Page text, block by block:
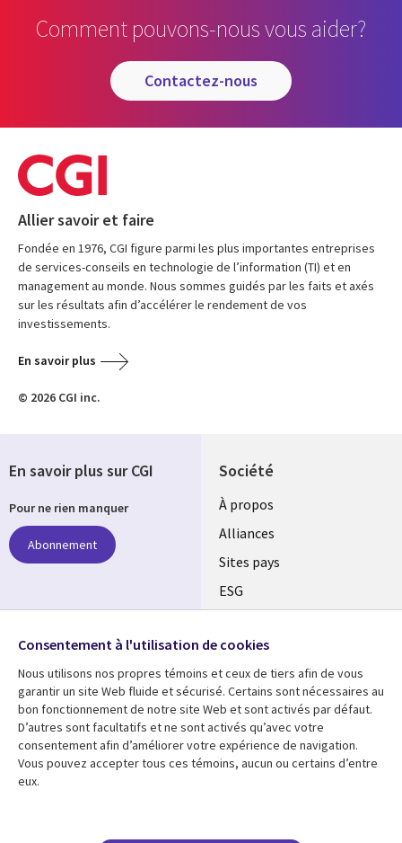
Comment pouvons-nous vous aider?
contactez-nous
Allier savoir et faire
Fondée en 1976, CGI figure parmi les plus importantes entreprises
de services-conseils en technologie de l’information (TI) et en
management au monde. Nous sommes guidés par les faits et axés
sur les résultats afin d’accélérer le rendement de vos
investissements.
En savoir plus
© 2026 CGI inc.
Société
À propos
Alliances
Sites pays
ESG
Fusions
Salle de presse
Ressources
Articles
Support
En savoir plus sur CGI
Pour ne rien manquer
Abonnement
Suivez-nous
Social
Media
Global
FR
Consentement à l'utilisation de cookies
Nous utilisons nos propres témoins et ceux de tiers afin de vous
garantir un site Web fluide et sécurisé. Certains sont nécessaires au
bon fonctionnement de notre site Web et sont activés par défaut.
D’autres sont facultatifs et ne sont activés qu’avec votre
consentement afin d’améliorer votre expérience de navigation.
Vous pouvez accepter tous ces témoins, aucun ou certains d’entre
eux.